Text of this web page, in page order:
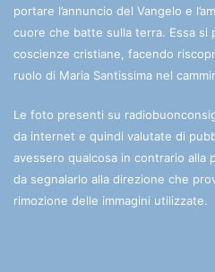
portare l’annuncio del Vangelo e
cuore che batte sulla terra. Essa
coscienze cristiane, facendo
ruolo di Maria Santissima nel
Le foto presenti su
da internet e quindi valutate di
avessero qualcosa in contrario alla
da segnalarlo alla direzione che
rimozione delle immagini utilizzate.